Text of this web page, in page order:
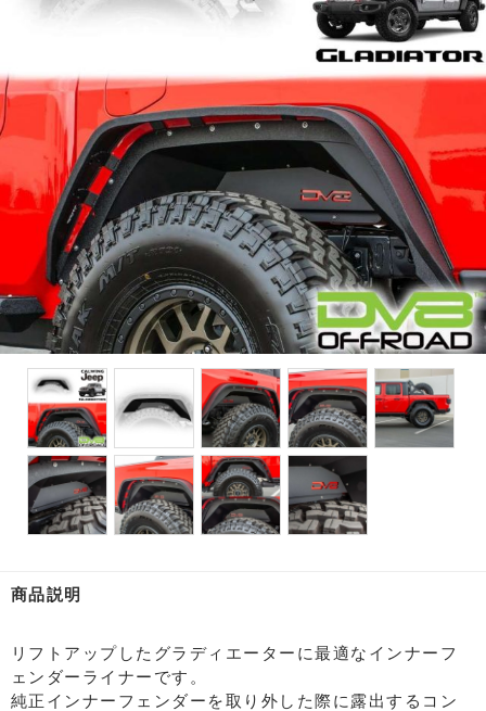
商品説明
リフトアップしたグラディエーターに最適なインナーフ
ェンダーライナーです。
純正インナーフェンダーを取り外した際に露出するコン